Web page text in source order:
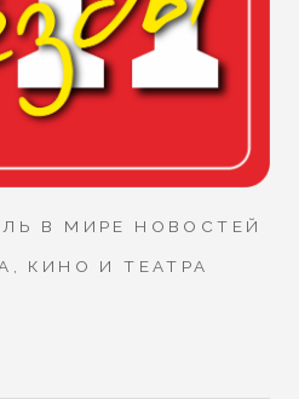
В МИРЕ НОВОСТЕЙ
КИНО И ТЕАТРА